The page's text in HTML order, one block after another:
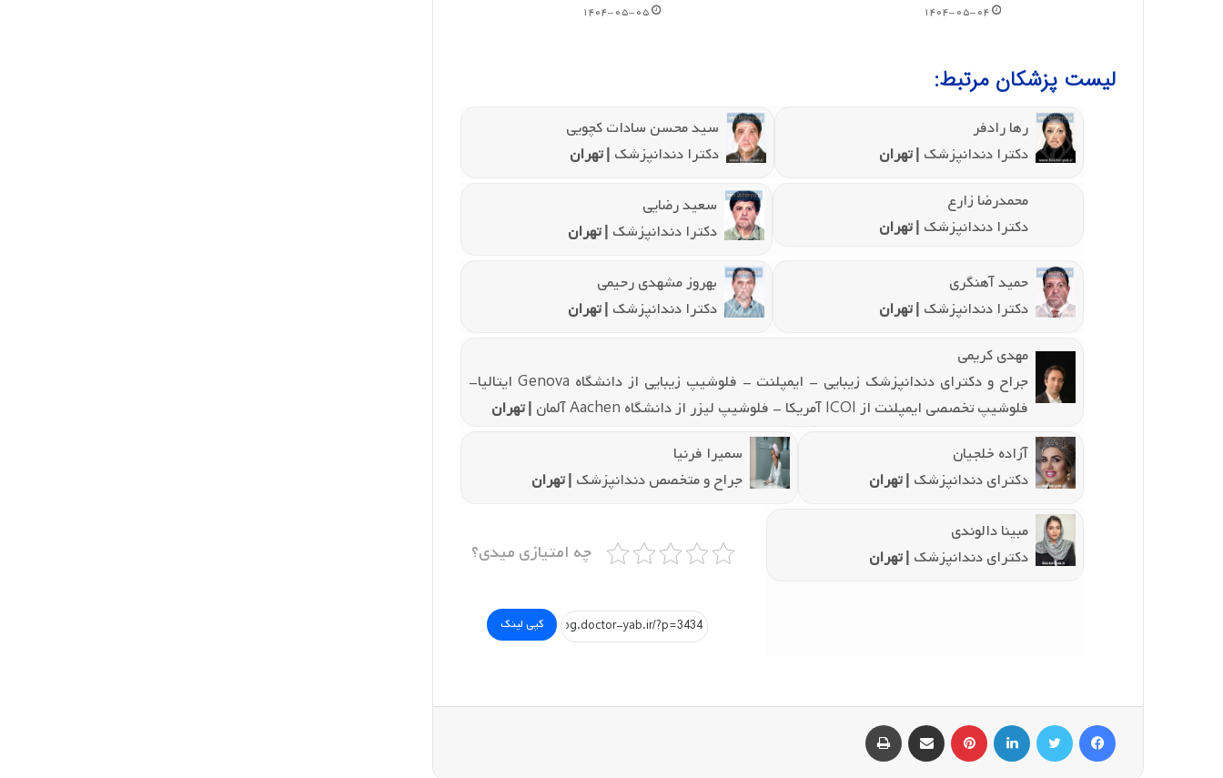
۱۴۰۴-۰۵-۰۴ ۱۴۰۴-۰۵-۰۵
لیست پزشکان مرتبط:
رها رادفر
دکترا دندانپزشک | تهران
سید محسن سادات کچویی
دکترا دندانپزشک | تهران
محمدرضا زارع
دکترا دندانپزشک | تهران
سعید رضایی
دکترا دندانپزشک | تهران
حمید آهنگری
دکترا دندانپزشک | تهران
بهروز مشهدی رحیمی
دکترا دندانپزشک | تهران
مهدی کریمی
جراح و دکترای دندانپزشک زیبایی - ایمپلنت - فلوشیپ زیبایی از دانشگاه Genova ایتالیا-
فلوشیپ تخصصی ایمپلنت از ICOI آمریکا - فلوشیپ لیزر از دانشگاه Aachen آلمان
| تهران
آزاده خلجیان
دکترای دندانپزشک | تهران
سمیرا فرنیا
جراح و متخصص دندانپزشک | تهران
مبینا دالوندی
دکترای دندانپزشک | تهران چه امتیازی میدی؟
کپی لینک
فیسبوک توییتر لینکداین پینتریست اشتراک گذاری با ایمیل